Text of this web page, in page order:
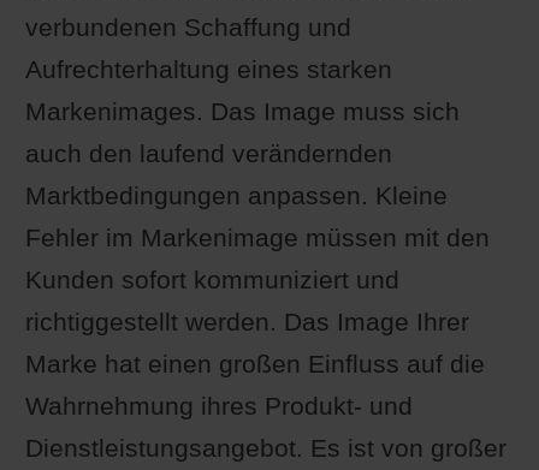
verbundenen Schaffung und
Aufrechterhaltung eines starken
Markenimages. Das Image muss sich
auch den laufend verändernden
Marktbedingungen anpassen. Kleine
Fehler im Markenimage müssen mit den
Kunden sofort kommuniziert und
richtiggestellt werden. Das Image Ihrer
Marke hat einen großen Einfluss auf die
Wahrnehmung ihres Produkt- und
Dienstleistungsangebot. Es ist von großer